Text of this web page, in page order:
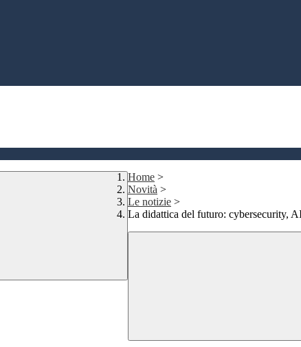
Home >
Novità >
Le notizie >
La didattica del futuro: cybersecurity,